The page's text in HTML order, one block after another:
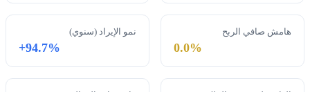
هامش صافي الربح
0.0%
نمو الإيراد (سنوي)
+94.7%